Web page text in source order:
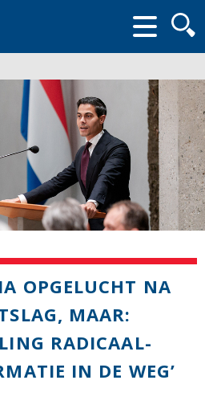
form
OPGELUCHT NA
MAAR:
RADICAAL-
IN DE WEG’